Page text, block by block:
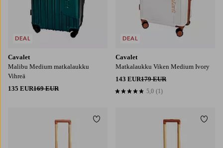
Cavalet
Malibu Medium matkalaukku
Vihreä
135 EUR169 EUR
DEAL
Cavalet
Matkalaukku Viken Medium Ivory
143 EUR179 EUR
5,0 perustuen 1 arvosanaan
5,0 (1)
DEAL
Lisää suosikkeihin